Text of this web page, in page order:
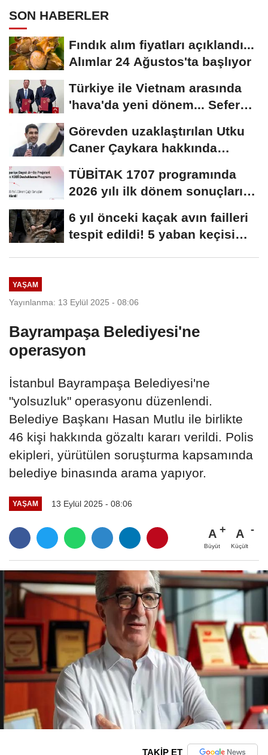
SON HABERLER
Fındık alım fiyatları açıklandı...
Alımlar 24 Ağustos'ta başlıyor
Türkiye ile Vietnam arasında
'hava'da yeni dönem... Sefer
Görevden uzaklaştırılan Utku
Caner Çaykara hakkında
tahliye kararı
TÜBİTAK 1707 programında
2026 yılı ilk dönem sonuçları
6 yıl önceki kaçak avın failleri
tespit edildi! 5 yaban keçisi
YAŞAM
Yayınlanma: 13 Eylül 2025 - 08:06
Bayrampaşa Belediyesi'ne
operasyon
İstanbul Bayrampaşa Belediyesi'ne
"yolsuzluk" operasyonu düzenlendi.
Belediye Başkanı Hasan Mutlu ile birlikte
46 kişi hakkında gözaltı kararı verildi. Polis
ekipleri, yürütülen soruşturma kapsamında
belediye binasında arama yapıyor.
YAŞAM 13 Eylül 2025 - 08:06
A
Büyüt
A
Küçült
TAKİP ET